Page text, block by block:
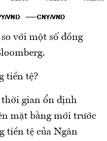
với một số đồng
tiền tệ?
thời gian ổn định
mặt bằng mới trước
tiền tệ của Ngân